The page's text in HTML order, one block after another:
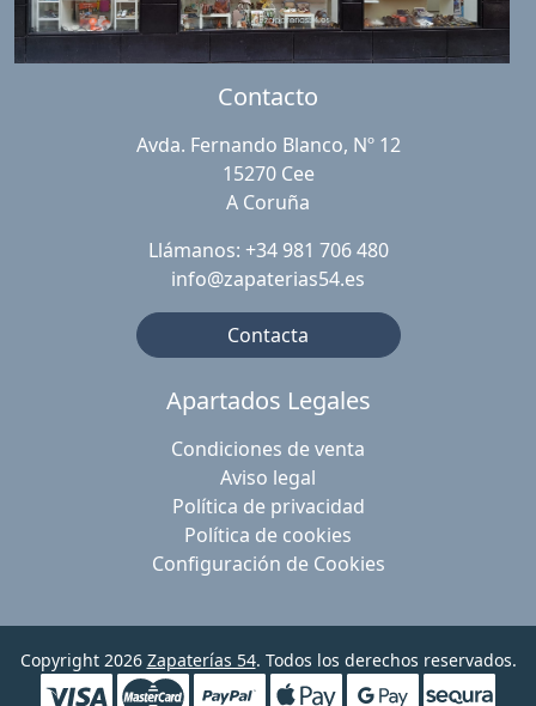
Contacto
Avda. Fernando Blanco, Nº 12
15270 Cee
A Coruña
Llámanos: +34 981 706 480
info@zapaterias54.es
Contacta
Apartados Legales
Condiciones de venta
Aviso legal
Política de privacidad
Política de cookies
Configuración de Cookies
Copyright 2026 Zapaterías 54. Todos los derechos reservados.